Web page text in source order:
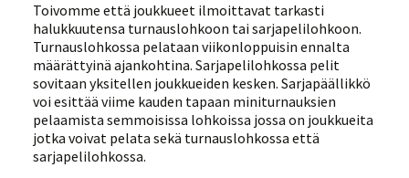
Toivomme että joukkueet ilmoittavat tarkasti
halukkuutensa turnauslohkoon tai sarjapelilohkoon.
Turnauslohkossa pelataan viikonloppuisin ennalta
määrättyinä ajankohtina. Sarjapelilohkossa pelit
sovitaan yksitellen joukkueiden kesken. Sarjapäällikkö
voi esittää viime kauden tapaan miniturnauksien
pelaamista semmoisissa lohkoissa jossa on joukkueita
jotka voivat pelata sekä turnauslohkossa että
sarjapelilohkossa.